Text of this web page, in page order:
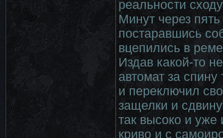
реальности
Минут через
постаравшись
вцепились в
Издав какой-то
автомат за
и переключил
защелки и
так высоко и
криво и с